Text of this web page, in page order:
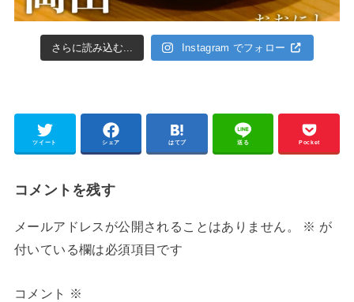
さらに読み込む... Instagram でフォロー
ツイート シェア はてブ 送る Pocket
コメントを残す
メールアドレスが公開されることはありません。 ※ が
付いている欄は必須項目です
コメント ※